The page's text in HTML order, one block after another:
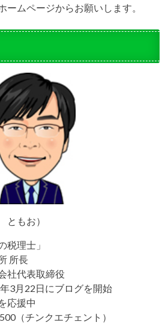
ームページからお願いします。
もお）
税理士」
所長
社代表取締役
3月22日にブログを開始
応援中
（チンクエチェント）